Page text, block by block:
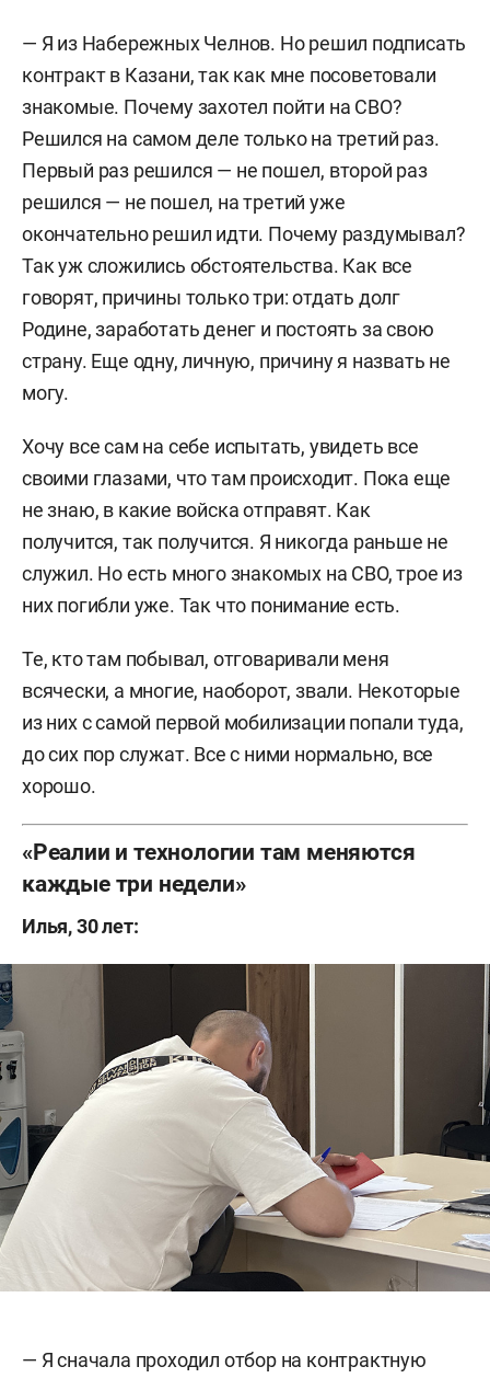
— Я из Набережных Челнов. Но решил подписать
контракт в Казани, так как мне посоветовали
знакомые. Почему захотел пойти на СВО?
Решился на самом деле только на третий раз.
Первый раз решился — не пошел, второй раз
решился — не пошел, на третий уже
окончательно решил идти. Почему раздумывал?
Так уж сложились обстоятельства. Как все
говорят, причины только три: отдать долг
Родине, заработать денег и постоять за свою
страну. Еще одну, личную, причину я назвать не
могу.
Хочу все сам на себе испытать, увидеть все
своими глазами, что там происходит. Пока еще
не знаю, в какие войска отправят. Как
получится, так получится. Я никогда раньше не
служил. Но есть много знакомых на СВО, трое из
них погибли уже. Так что понимание есть.
Те, кто там побывал, отговаривали меня
всячески, а многие, наоборот, звали. Некоторые
из них с самой первой мобилизации попали туда,
до сих пор служат. Все с ними нормально, все
хорошо.
«Реалии и технологии там меняются
каждые три недели»
Илья, 30 лет:
— Я сначала проходил отбор на контрактную